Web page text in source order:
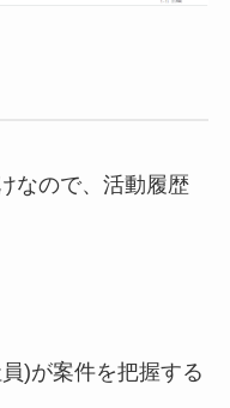
なので、活動履歴
)が案件を把握する